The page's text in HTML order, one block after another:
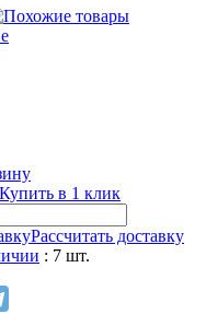
Купить в 1 клик
Рассчитать доставку
: 7 шт.